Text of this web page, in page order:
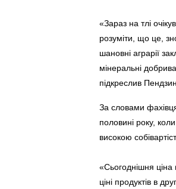
«Зараз на тлі
розуміти, що це,
шановні аграрії
мінеральні
підкреслив Пендзин.
За словами
половині року,
високою
«Сьогоднішня ціна
ціні продуктів в